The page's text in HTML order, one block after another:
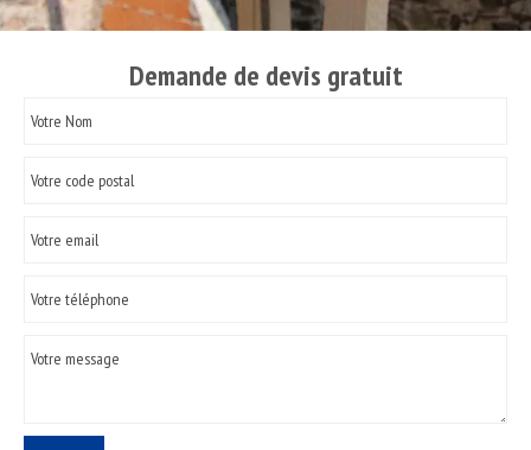
Demande de devis gratuit